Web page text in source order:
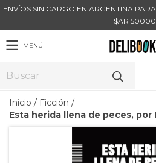
¡ENVÍOS SIN CARGO EN ARGENTINA
$AR
MENÚ
Inicio / Ficción /
Esta herida llena de peces, por